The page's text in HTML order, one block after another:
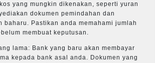
yang mungkin dikenakan, seperti yuran
dokumen pemindahan dan
baharu. Pastikan anda memahami jumlah
membuat keputusan.
lama: Bank yang baru akan membayar
kepada bank asal anda. Dokumen yang